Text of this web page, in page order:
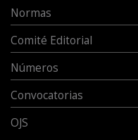
Normas
Comité Editorial
Números
Convocatorias
OJS